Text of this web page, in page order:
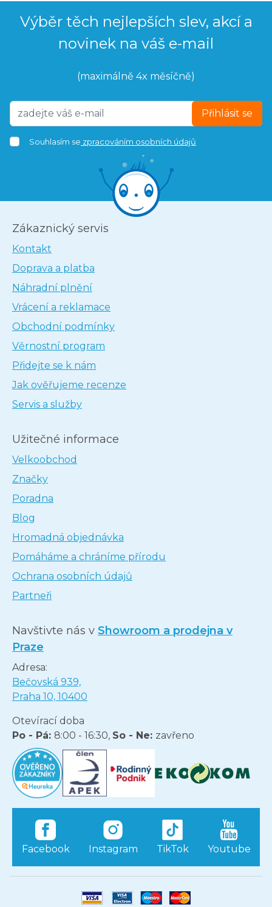
Výběr těch nejlepších slev, akcí a
novinek na váš e-mail
(maximálně 4x měsíčně)
Přihlásit se
Souhlasím se zpracováním osobních údajů
Zákaznický servis
Kontakt
Doprava a platba
Náhradní plnění
Vrácení a reklamace
Obchodní podmínky
Věrnostní program
Přidejte se k nám
Jak ověřujeme recenze
Servis a služby
Užitečné informace
Velkoobchod
Značky
Poradna
Blog
Hromadná objednávka
Pomáháme a chráníme přírodu
Ochrana osobních údajů
Partneři
Navštivte nás v Showroom a prodejna v
Praze
Adresa:
Bečovská 939,
Praha 10, 10400
Otevírací doba
Po - Pá: 8:00 - 16:30, So - Ne: zavřeno
Facebook Instagram TikTok Youtube